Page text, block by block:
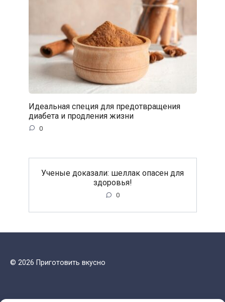
Идеальная специя для предотвращения
диабета и продления жизни
0
Ученые доказали: шеллак опасен для
здоровья!
0
© 2026 Приготовить вкусно